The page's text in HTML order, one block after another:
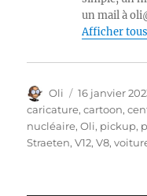
un mail à
Afficher
Auteur
Oli
Publié
le
16 janvier
caricature,cartoon,
nucléaire,Oli, pickup,
Straeten,V12,V8,